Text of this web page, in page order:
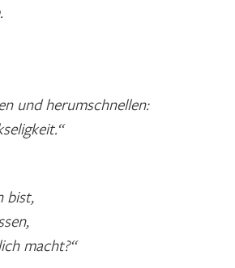
und herumschnellen:
bist,
macht?“